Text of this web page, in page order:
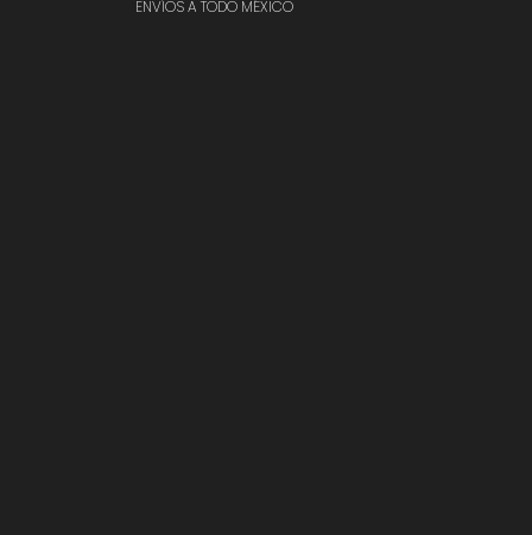
ENVÍOS A TODO MÉXICO